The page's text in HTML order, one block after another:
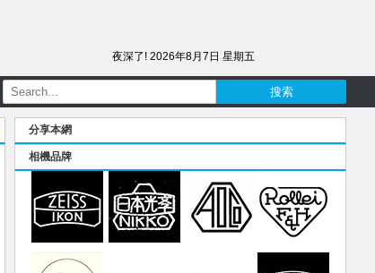
夜深了! 2026年8月7日 星期五
分享本網
相機品牌